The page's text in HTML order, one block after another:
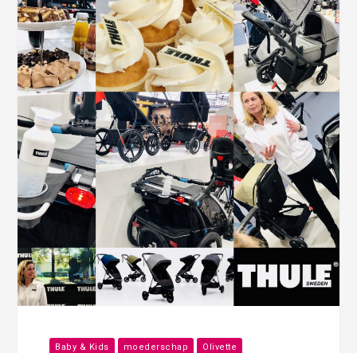
Baby & Kids moederschap
Olivette